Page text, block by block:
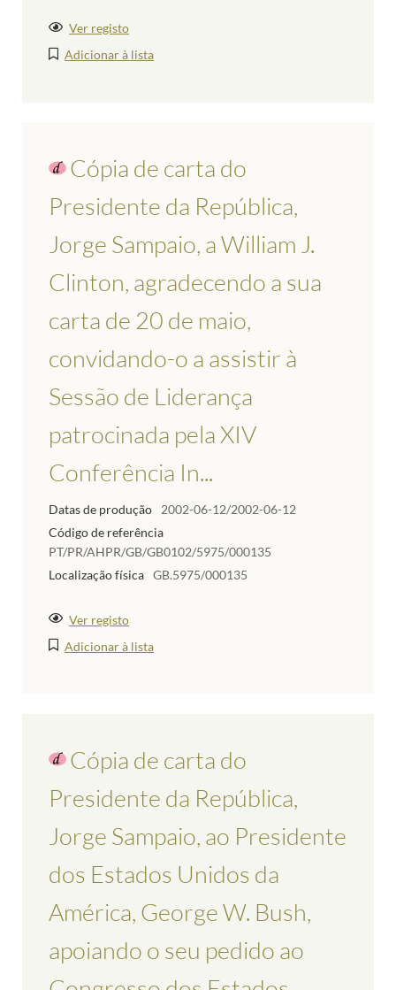
Ver registo
Adicionar à lista
Cópia de carta do
Presidente da República,
Jorge Sampaio, a William J.
Clinton, agradecendo a sua
carta de 20 de maio,
convidando-o a assistir à
Sessão de Liderança
patrocinada pela XIV
Conferência In...
Datas de produção
2002-06-12/2002-06-12
Código de referência
PT/PR/AHPR/GB/GB0102/5975/000135
Localização física GB.5975/000135
Ver registo
Adicionar à lista
Cópia de carta do
Presidente da República,
Jorge Sampaio, ao Presidente
dos Estados Unidos da
América, George W. Bush,
apoiando o seu pedido ao